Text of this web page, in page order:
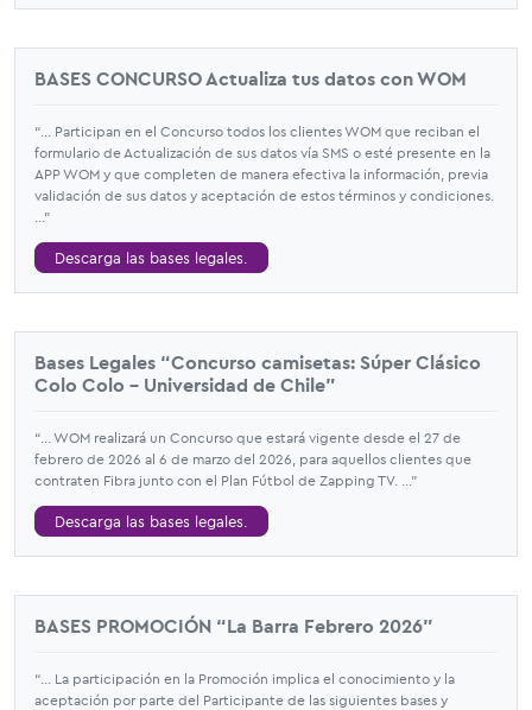
BASES CONCURSO Actualiza tus datos con WOM
“... Participan en el Concurso todos los clientes WOM que reciban el
formulario de Actualización de sus datos vía SMS o esté presente en la
APP WOM y que completen de manera efectiva la información, previa
validación de sus datos y aceptación de estos términos y condiciones.
...”
Descarga las bases legales.
Bases Legales “Concurso camisetas: Súper Clásico
Colo Colo - Universidad de Chile”
“... WOM realizará un Concurso que estará vigente desde el 27 de
febrero de 2026 al 6 de marzo del 2026, para aquellos clientes que
contraten Fibra junto con el Plan Fútbol de Zapping TV. ...”
Descarga las bases legales.
BASES PROMOCIÓN “La Barra Febrero 2026”
“... La participación en la Promoción implica el conocimiento y la
aceptación por parte del Participante de las siguientes bases y